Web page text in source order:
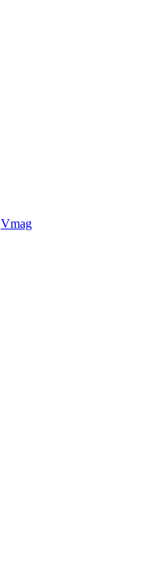
Vmag